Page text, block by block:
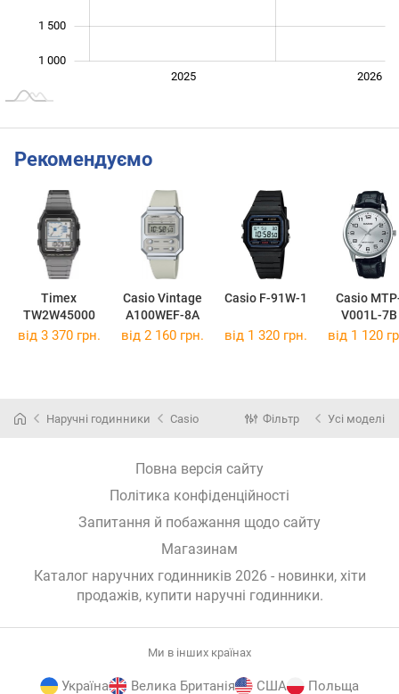
1 000
1 500
2025 2026
Рекомендуємо
Timex
TW2W45000
Casio Vintage
A100WEF-8A
Casio F-91W-1
Casio
V001L-7B
від 3 370 грн. від 2 160 грн. від 1 320 грн. від 1 120
Наручні годинники Casio Фільтр Усі моделі
Повна версія сайту
Політика конфіденційності
Запитання й побажання щодо сайту
Магазинам
Каталог наручних годинників 2026 - новинки, хіти
продажів, купити наручні годинники.
Ми в інших країнах
Україна Велика Британія США Польща